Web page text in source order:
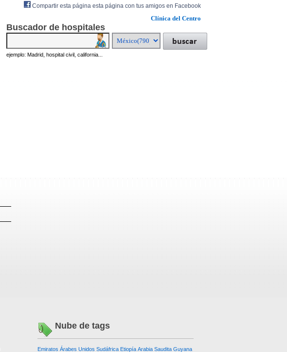
Clínica del Centro
Buscador de hospitales
ejemplo: Madrid, hospital civil, california...
Nube de tags
Emiratos Árabes Unidos Sudáfrica Etiopía Arabia Saudita Guyana
Compartir esta página esta página con tus amigos en Facebook